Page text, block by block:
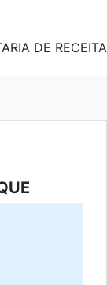
DE RECEITA